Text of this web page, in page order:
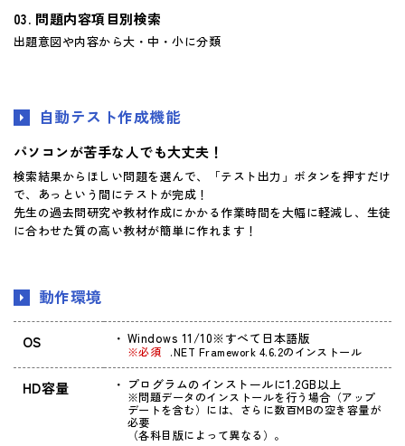
問題内容項目別検索
出題意図や内容から大・中・小に分類
自動テスト作成機能
パソコンが苦手な人でも大丈夫！
検索結果からほしい問題を選んで、「テスト出力」ボタンを押すだけ
で、あっという間にテストが完成！
先生の過去問研究や教材作成にかかる作業時間を大幅に軽減し、生徒
に合わせた質の高い教材が簡単に作れます！
動作環境
OS Windows 11/10※すべて日本語版
※必須 .NET Framework 4.6.2のインストール
HD容量 プログラムのインストールに1.2GB以上
※問題データのインストールを行う場合（アップ
デートを含む）には、さらに数百MBの空き容量が
必要
（各科目版によって異なる）。